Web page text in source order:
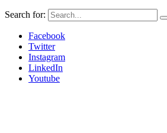
Search for:
Facebook
Twitter
Instagram
LinkedIn
Youtube